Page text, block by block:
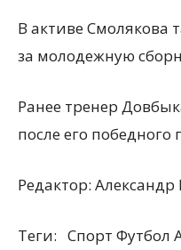
В активе Смолякова
за молодежную
Ранее тренер
после его
Редактор: Александр
Теги: Спорт Футбол